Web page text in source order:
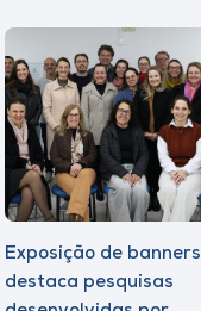
Exposição de banners
destaca pesquisas